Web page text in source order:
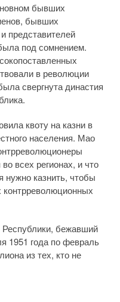
бывших
бывших
представителей
под сомнением.
в революции
свергнута династия
квоту на казни в
населения. Мао
всех регионах, и что
нужно казнить, чтобы
контрреволюционных
Республики, бежавший
1951 года по февраль
из тех, кто не